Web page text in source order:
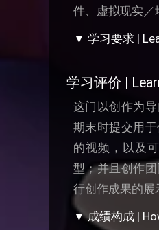
件、虚拟现实／
▼ 学习要求 |
学习评价 |
这门以创作为
期末时提交用
的视频，以及
型；并且创作
行创作成果的展
▼ 成绩构成 |